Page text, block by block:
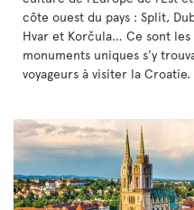
côte ouest du pays : Split,
Hvar et Korčula… Ce sont les
monuments uniques s’y
voyageurs à visiter la Croatie.